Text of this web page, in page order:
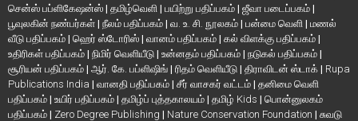
சென்ஸ் பப்ளிகேஷன்ஸ் | தமிழ்வெளி | பயிற்று பதிப்பகம் | ஜீவா படைப்பகம் |
பூவுலகின் நண்பர்கள் | நீலம் பதிப்பகம் | வ. உ. சி. நூலகம் | பன்மை வெளி | மணல்
வீடு பதிப்பகம் | ஹெர் ஸ்டோரிஸ் | வானம் பதிப்பகம் | கல் விளக்கு பதிப்பகம் |
உதிரிகள் பதிப்பகம் | நிமிர் வெளியீடு | உன்னதம் பதிப்பகம் | நடுகல் பதிப்பகம் |
சூரியன் பதிப்பகம் | ஆர். கே. பப்ளிஷிங் | ரிதம் வெளியீடு | திராவிடன் ஸ்டாக் | Rupa
Publications India | வானதி பதிப்பகம் | சீர் வாசகர் வட்டம் | தனிமை வெளி
பதிப்பகம் | உயிர் பதிப்பகம் | தமிழ்ப் புத்தகாலயம் | தமிழ் Kids | பொன்னுலகம்
பதிப்பகம் | Zero Degree Publishing | Nature Conservation Foundation | சுவடு